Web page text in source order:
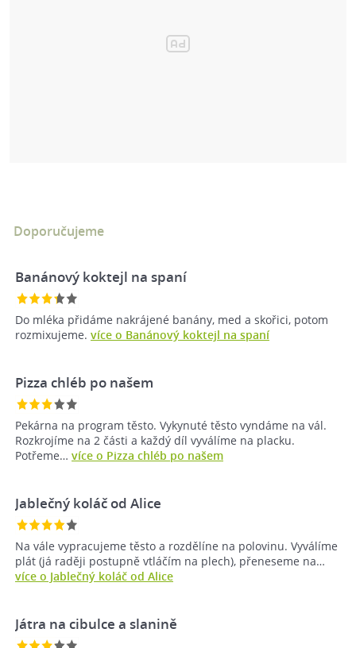
Doporučujeme
Banánový koktejl na spaní
Do mléka přidáme nakrájené banány, med a skořici, potom
rozmixujeme. více o Banánový koktejl na spaní
Pizza chléb po našem
Pekárna na program těsto. Vykynuté těsto vyndáme na vál.
Rozkrojíme na 2 části a každý díl vyválíme na placku.
Potřeme… více o Pizza chléb po našem
Jablečný koláč od Alice
Na vále vypracujeme těsto a rozdělíne na polovinu. Vyválíme
plát (já raději postupně vtláčím na plech), přeneseme na…
více o Jablečný koláč od Alice
Játra na cibulce a slanině